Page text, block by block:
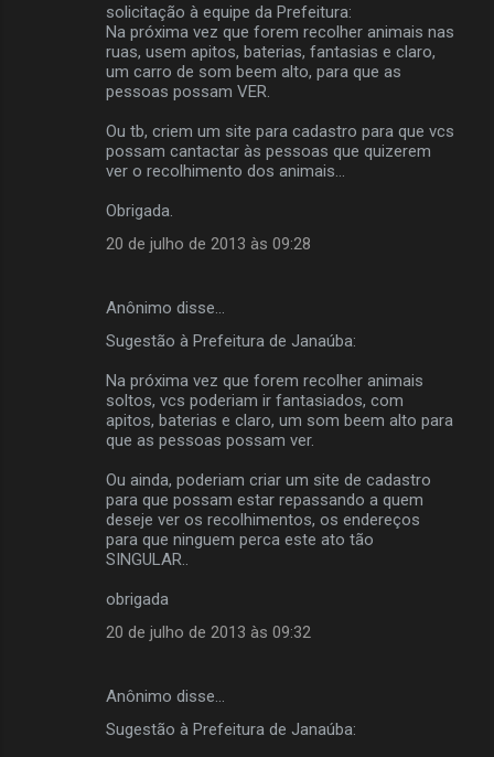
solicitação à equipe da Prefeitura:
Na próxima vez que forem recolher animais nas
ruas, usem apitos, baterias, fantasias e claro,
um carro de som beem alto, para que as
pessoas possam VER.
Ou tb, criem um site para cadastro para que vcs
possam cantactar às pessoas que quizerem
ver o recolhimento dos animais...
Obrigada.
20 de julho de 2013 às 09:28
Anônimo disse…
Sugestão à Prefeitura de Janaúba:
Na próxima vez que forem recolher animais
soltos, vcs poderiam ir fantasiados, com
apitos, baterias e claro, um som beem alto para
que as pessoas possam ver.
Ou ainda, poderiam criar um site de cadastro
para que possam estar repassando a quem
deseje ver os recolhimentos, os endereços
para que ninguem perca este ato tão
SINGULAR..
obrigada
20 de julho de 2013 às 09:32
Anônimo disse…
Sugestão à Prefeitura de Janaúba: